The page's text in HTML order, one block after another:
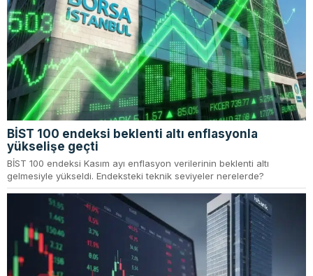
BİST 100 endeksi beklenti altı enflasyonla
yükselişe geçti
BİST 100 endeksi Kasım ayı enflasyon verilerinin beklenti altı
gelmesiyle yükseldi. Endeksteki teknik seviyeler nerelerde?